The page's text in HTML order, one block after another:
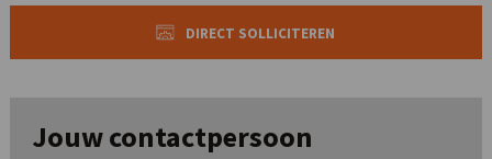
DIRECT SOLLICITEREN
Jouw contactpersoon